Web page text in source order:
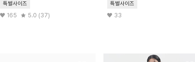
특별사이즈
165 5.0 (37)
특별사이즈
33